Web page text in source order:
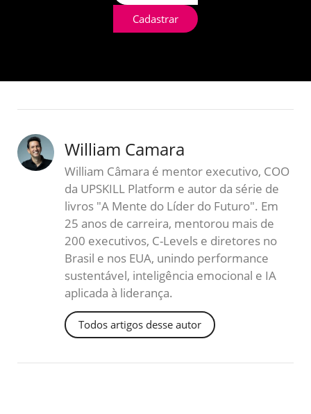
Cadastrar
William Camara
William Câmara é mentor executivo, COO
da UPSKILL Platform e autor da série de
livros "A Mente do Líder do Futuro". Em
25 anos de carreira, mentorou mais de
200 executivos, C-Levels e diretores no
Brasil e nos EUA, unindo performance
sustentável, inteligência emocional e IA
aplicada à liderança.
Todos artigos desse autor